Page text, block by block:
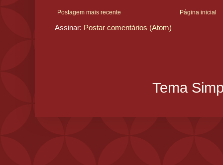
Postagem mais recente Página inicial
Assinar: Postar comentários (Atom)
Tema